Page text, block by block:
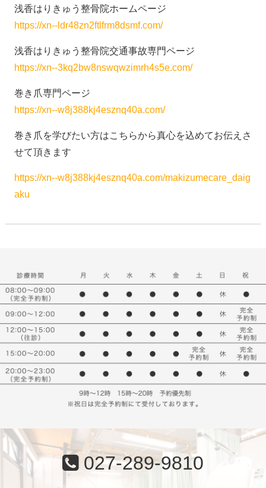
浅香はりきゅう整骨院ホームページ
https://xn--ldr48zn2ftlfrm8dsmf.com/
浅香はりきゅう整骨院交通事故専門ページ
https://xn--3kq2bw8nswqwzimrh4s5e.com/
巻き爪専門ページ
https://xn--w8j388kj4esznq40a.com/
巻き爪を学びたい方はこちらから真心を込めてお伝えさ
せて頂きます
https://xn--w8j388kj4esznq40a.com/makizumecare_daig
aku
027-289-9810